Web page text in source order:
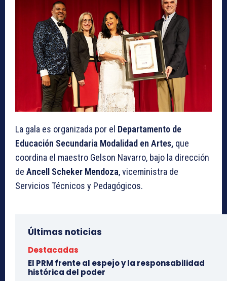
La gala es organizada por el Departamento de
Educación Secundaria Modalidad en Artes, que
coordina el maestro Gelson Navarro, bajo la dirección
de Ancell Scheker Mendoza, viceministra de
Servicios Técnicos y Pedagógicos.
Últimas noticias
Destacadas
El PRM frente al espejo y la responsabilidad
histórica del poder